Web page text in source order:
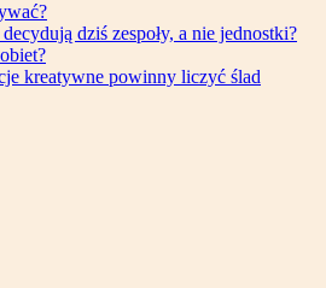
dziś zespoły, a nie jednostki?
kreatywne powinny liczyć ślad